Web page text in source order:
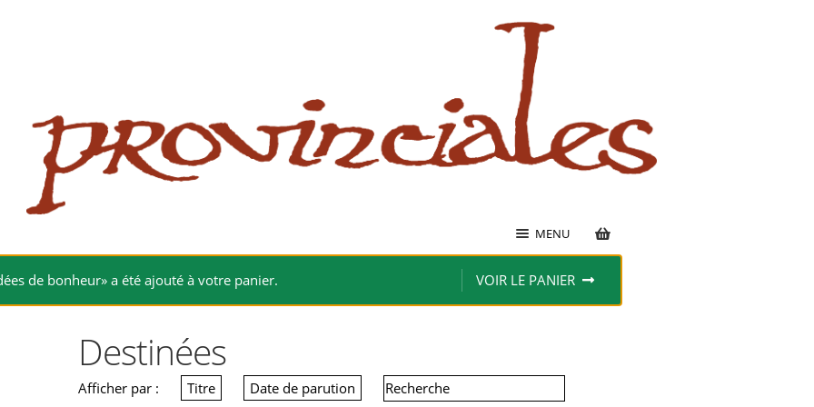
MENU
de bonheur» a été ajouté à votre panier. VOIR LE PANIER
Destinées
Afficher par : Titre Date de parution